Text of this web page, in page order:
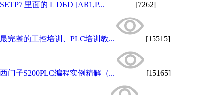
SETP7 里面的 L DBD [AR1,P... [7262]
最完整的工控培训、PLC培训教... [15515]
西门子S200PLC编程实例精解（... [15165]